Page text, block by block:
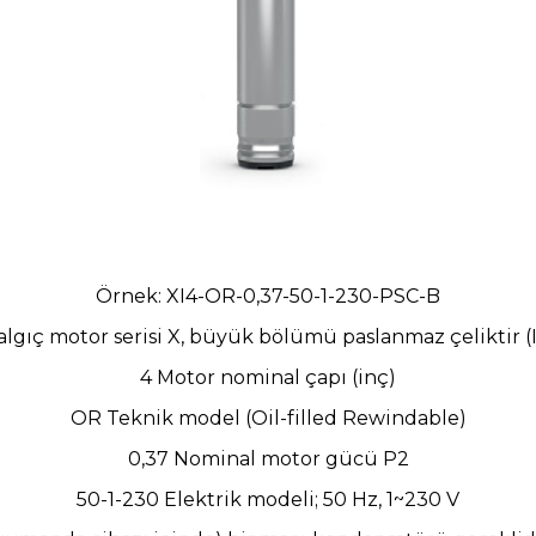
Örnek: XI4-OR-0,37-50-1-230-PSC-B
motor serisi X, büyük bölümü paslanmaz çeliktir
4 Motor nominal çapı (inç)
OR Teknik model (Oil-filled Rewindable)
0,37 Nominal motor gücü P2
50-1-230 Elektrik modeli; 50 Hz, 1~230 V